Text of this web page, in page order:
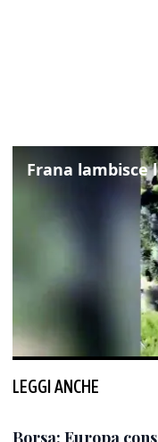
LEGGI ANCHE
Borsa: Europa